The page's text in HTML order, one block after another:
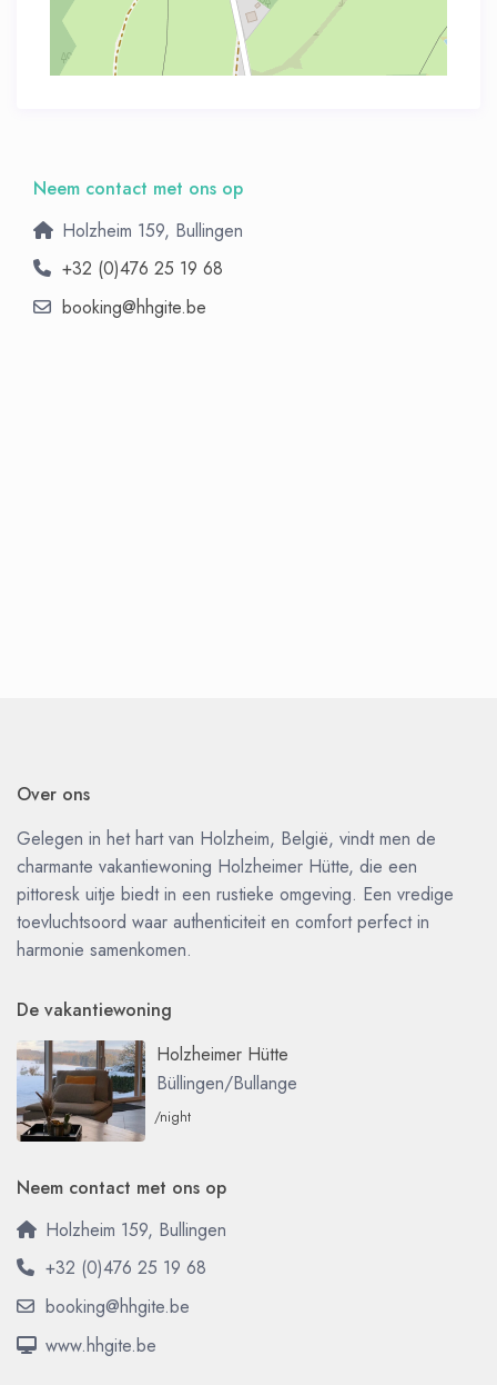
Neem contact met ons op
Holzheim 159, Bullingen
+32 (0)476 25 19 68
booking@hhgite.be
Over ons
Gelegen in het hart van Holzheim, België, vindt men de
charmante vakantiewoning Holzheimer Hütte, die een
pittoresk uitje biedt in een rustieke omgeving. Een vredige
toevluchtsoord waar authenticiteit en comfort perfect in
harmonie samenkomen.
De vakantiewoning
Holzheimer Hütte
Büllingen/Bullange
/night
Neem contact met ons op
Holzheim 159, Bullingen
+32 (0)476 25 19 68
booking@hhgite.be
www.hhgite.be